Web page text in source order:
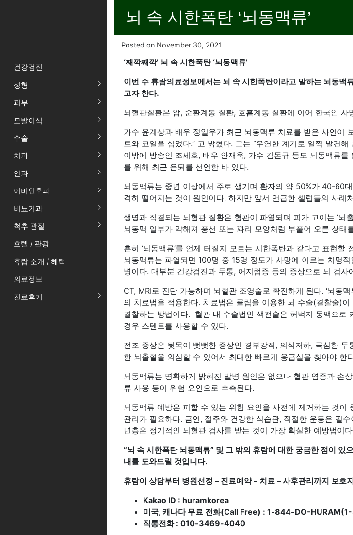
건강검진
성형
피부
모발이식
수술
치과
안과
이비인후과
비뇨기과
척추 관절
호텔 / 관광
휴람 소개 / 혜택
의료정보
진료후기
뇌 속 시한폭탄 ‘뇌동맥류’
Posted on November 30, 2021
‘째깍째깍’ 뇌 속 시한폭탄 ‘뇌동맥류’
이번 주 휴람의료정보에서는 뇌 속 시한폭탄이라고 말하는 뇌동
고자 한다.
뇌혈관질환은 암, 순환계통 질환, 호흡계통 질환에 이어 한국인
가수 윤계상과 배우 정일우가 최근 뇌동맥류 치료를 받은 사연이
트와 코일을 심었다.” 고 밝혔다. 그는 “우연한 계기로 일찍 발견
이밖에 방송인 조세호, 배우 안재욱, 가수 김돈규 등도 뇌동맥류
를 위해 최근 은퇴를 선언한 바 있다.
뇌동맥류는 중년 이상에서 주로 생기며 환자의 약 50%가 40-60
격히 떨어지는 것이 원인이다. 하지만 앞서 언급한 셀럽들의 사
생명과 직결되는 뇌혈관 질환은 혈관이 파열되며 피가 고이는 ‘뇌
뇌동맥 일부가 약해져 풍선 또는 꽈리 모양처럼 부풀어 오른 상태
흔히 ‘뇌동맥류’를 언제 터질지 모르는 시한폭탄과 같다고 표현
뇌동맥류는 파열되면 100명 중 15명 정도가 사망에 이르는 치명
병이다. 대부분 건강검진과 두통, 어지럼증 등의 증상으로 뇌 검사
CT, MRI로 진단 가능하며 뇌혈관 조영술로 확진하게 된다. ‘뇌동
의 치료법을 적용한다. 치료법은 클립을 이용한 뇌 수술(결찰술)
결찰하는 방법이다. 혈관 내 수술법인 색전술은 허벅지 동맥으
경우 스텐트를 사용할 수 있다.
전조 증상은 뒷목이 뻣뻣한 증상인 경부강직, 의식저하, 극심한
한 뇌출혈을 의심할 수 있어서 최대한 빠르게 응급실을 찾아야 한
뇌동맥류는 명확하게 밝혀진 발병 원인은 없으나 혈관 염증과 손
류 사용 등이 위험 요인으로 추측된다.
뇌동맥류 예방은 피할 수 있는 위험 요인을 사전에 제거하는 것
관리가 필요하다. 금연, 절주와 건강한 식습관, 적절한 운동은 필
년층은 정기적인 뇌혈관 검사를 받는 것이 가장 확실한 예방법이
“뇌 속 시한폭탄 뇌동맥류” 및 그 밖의 휴람에 대한 궁금한 점이
내를 도와드릴 것입니다.
휴람이 상담부터 병원선정 – 진료예약 – 치료 – 사후관리까지 보호
Kakao ID : huramkorea
미국, 캐나다 무료 전화(Call Free) : 1-844-DO-
직통전화 : 010-3469-4040